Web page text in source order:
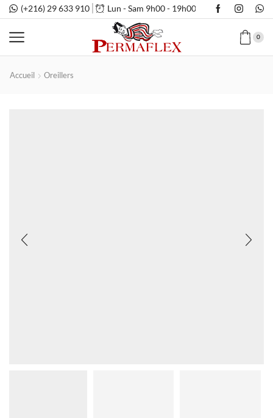
(+216) 29 633 910 Lun - Sam 9h00 - 19h00
0
Accueil Oreillers